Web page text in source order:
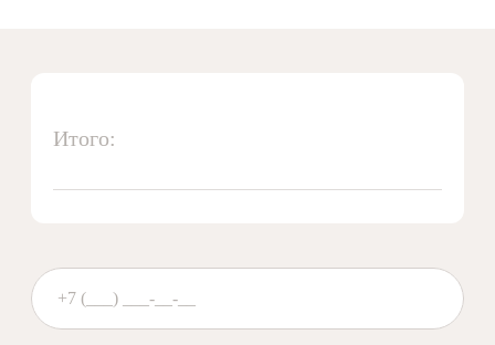
Итого: